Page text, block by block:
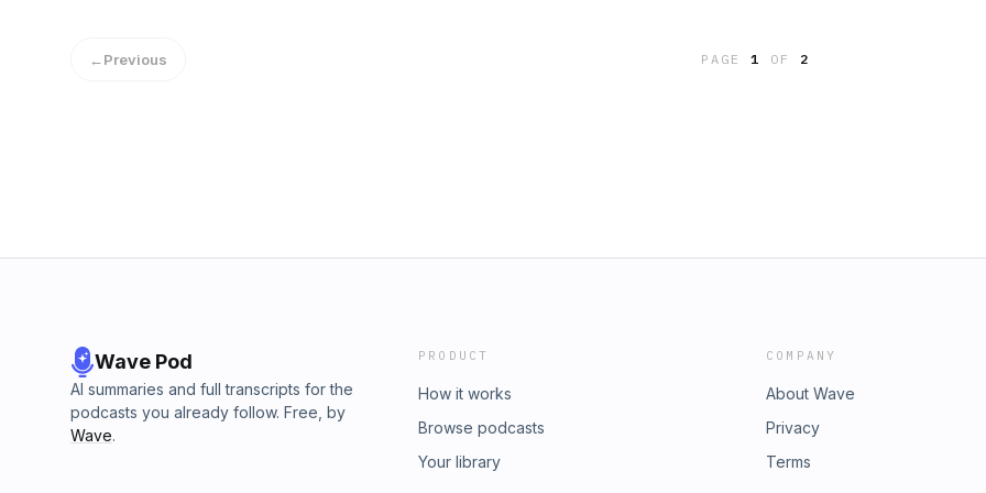
la orienta.También hablamos de algo muy humano: nuestra tendencia a querer
←Previous PAGE1 OF 2
Wave Pod
AI summaries and full transcripts for the
podcasts you already follow. Free, by
Wave.
PRODUCT
How it works
Browse podcasts
Your library
COMPANY
About Wave
Privacy
Terms